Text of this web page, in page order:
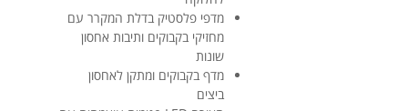
מדפי פלסטיק בדלת המקרר עם
מחזיקי בקבוקים ותיבות אחסון
שונות
מדף בקבוקים ומתקן לאחסון
ביצים